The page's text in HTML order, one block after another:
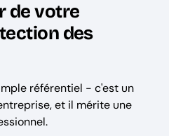
de votre
des
référentiel - c'est un
et il mérite une